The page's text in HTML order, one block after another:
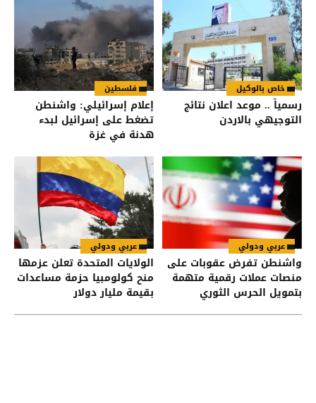
خاص بالوكيل
رسمياً .. موعد اعلان نتائج
التوجيهي بالاردن
فلسطين
إعلام إسرائيلي: واشنطن
تضغط على إسرائيل لبدء
هدنة في غزة
عربي ودولي
واشنطن تفرض عقوبات على
منصات عملات رقمية متهمة
بتمويل الحرس الثوري
عربي ودولي
الولايات المتحدة تعلن عزمها
منح كولومبيا حزمة مساعدات
بقيمة مليار دولار